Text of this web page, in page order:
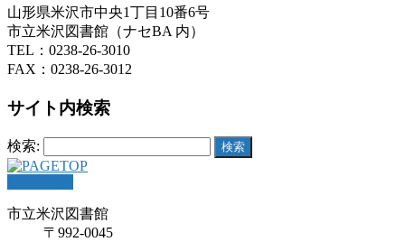
山形県米沢市中央1丁目10番6号
市立米沢図書館（ナセBA 内）
TEL：0238-26-3010
FAX：0238-26-3012
サイト内検索
検索:
市立米沢図書館
〒992-0045